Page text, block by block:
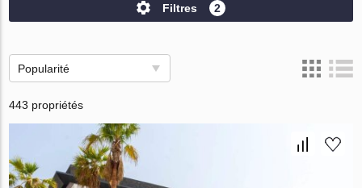
Filtres 2
Popularité
443 propriétés